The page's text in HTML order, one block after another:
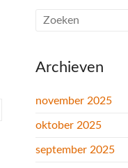
Archieven
november 2025
oktober 2025
september 2025